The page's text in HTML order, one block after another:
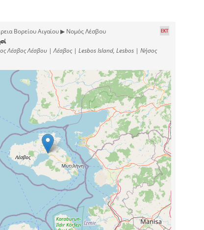
Βορείου Αιγαίου ▶ Νομός Λέσβου
Λέσβος Λέσβου | Λέσβος | Lesbos Island, Lesbos | Νήσος